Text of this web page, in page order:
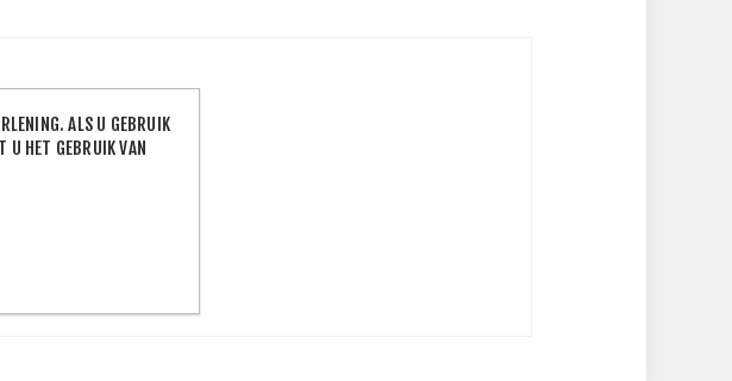
ALS U GEBRUIK
U HET GEBRUIK VAN